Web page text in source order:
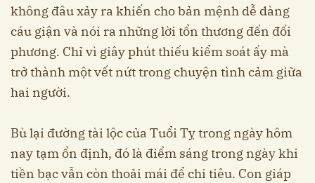
không đâu xảy ra khiến cho bản mệnh dễ dàng
cáu giận và nói ra những lời tổn thương đến đối
phương. Chỉ vì giây phút thiếu kiểm soát ấy mà
trở thành một vết nứt trong chuyện tình cảm giữa
hai người.
Bù lại đường tài lộc của Tuổi Tỵ trong ngày hôm
nay tạm ổn định, đó là điểm sáng trong ngày khi
tiền bạc vẫn còn thoải mái để chi tiêu. Con giáp